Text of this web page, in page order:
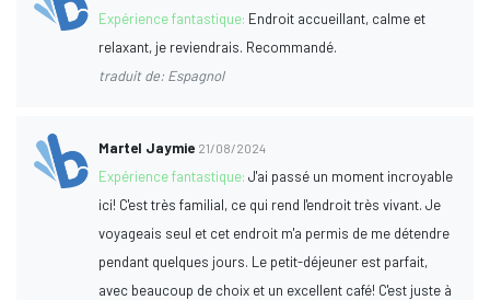
Expérience fantastique: Endroit accueillant, calme et
relaxant, je reviendrais. Recommandé.
traduit de: Espagnol
Martel Jaymie 21/08/2024
Expérience fantastique:J'ai passé un moment incroyable
ici! C'est très familial, ce qui rend l'endroit très vivant. Je
voyageais seul et cet endroit m'a permis de me détendre
pendant quelques jours. Le petit-déjeuner est parfait,
avec beaucoup de choix et un excellent café! C'est juste à